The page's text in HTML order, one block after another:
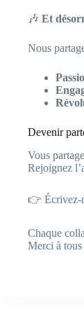
🎶 Et
Nous
Devenir
Vous
Rejoignez
👉 Écrivez-
Chaque
Merci à